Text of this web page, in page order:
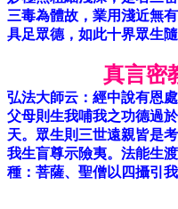
三毒為體故，業用淺近無
具足眾德，如此十界眾生
真言密
弘法大師云：經中說有恩
父母則生我哺我之功德過
天。眾生則三世遠親皆是
我生盲尊示險夷。法能生
種：菩薩、聖僧以四攝引